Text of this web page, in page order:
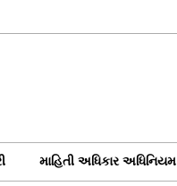
માહિતી અધિકાર અધિનિયમ